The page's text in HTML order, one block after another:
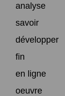
analyse
savoir
développer
fin
en ligne
oeuvre